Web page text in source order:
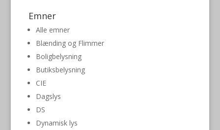
Emner
Alle emner
Blænding og Flimmer
Boligbelysning
Butiksbelysning
CIE
Dagslys
DS
Dynamisk lys